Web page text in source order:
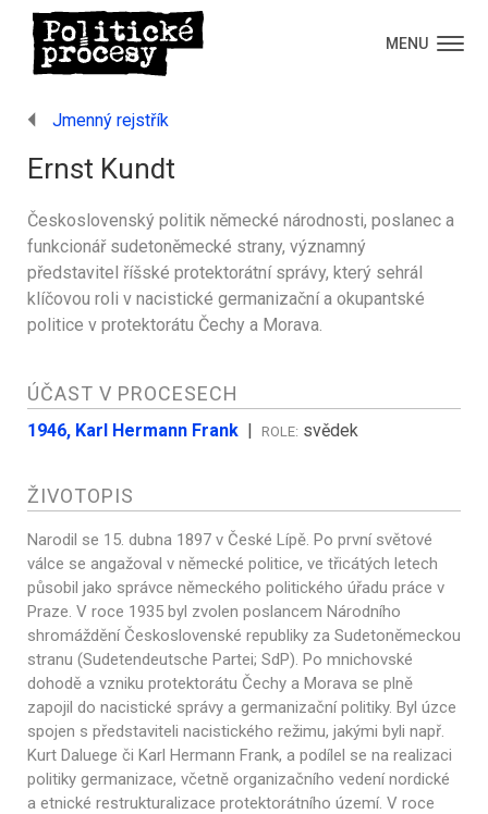
MENU
Jmenný rejstřík
Ernst Kundt
Československý politik německé národnosti, poslanec a
funkcionář sudetoněmecké strany, významný
představitel říšské protektorátní správy, který sehrál
klíčovou roli v nacistické germanizační a okupantské
politice v protektorátu Čechy a Morava.
ÚČAST V PROCESECH
1946, Karl Hermann Frank | ROLE: svědek
ŽIVOTOPIS
Narodil se 15. dubna 1897 v České Lípě. Po první světové
válce se angažoval v německé politice, ve třicátých letech
působil jako správce německého politického úřadu práce v
Praze. V roce 1935 byl zvolen poslancem Národního
shromáždění Československé republiky za Sudetoněmeckou
stranu (Sudetendeutsche Partei; SdP). Po mnichovské
dohodě a vzniku protektorátu Čechy a Morava se plně
zapojil do nacistické správy a germanizační politiky. Byl úzce
spojen s představiteli nacistického režimu, jakými byli např.
Kurt Daluege či Karl Hermann Frank, a podílel se na realizaci
politiky germanizace, včetně organizačního vedení nordické
a etnické restrukturalizace protektorátního území. V roce